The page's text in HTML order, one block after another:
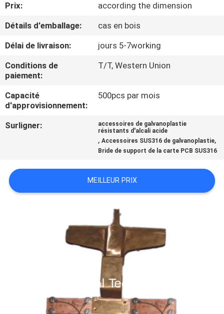
DE
L'USINE
CONTRÔLE
DE
LA
QUALITÉ
NOUVELLES
DEMANDEZ
UN DEVIS
Prix:
according the dimension
Détails d'emballage:
cas en bois
Délai de livraison:
jours 5-7working
Conditions de
paiement:
T/T, Western Union
Capacité
d'approvisionnement:
500pcs par mois
Surligner:
accessoires de galvanoplastie
résistants d'alcali acide
,Accessoires SUS316 de galvanoplastie,
Bride de support de la carte PCB SUS316
MEILLEUR PRIX